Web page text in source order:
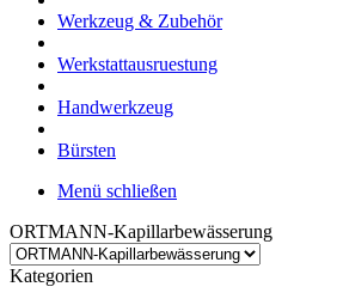
Werkzeug & Zubehör
Werkstattausruestung
Handwerkzeug
Bürsten
Menü schließen
ORTMANN-Kapillarbewässerung
Kategorien